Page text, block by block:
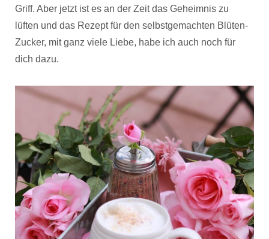
Griff. Aber jetzt ist es an der Zeit das Geheimnis zu
lüften und das Rezept für den selbstgemachten Blüten-
Zucker, mit ganz viele Liebe, habe ich auch noch für
dich dazu.